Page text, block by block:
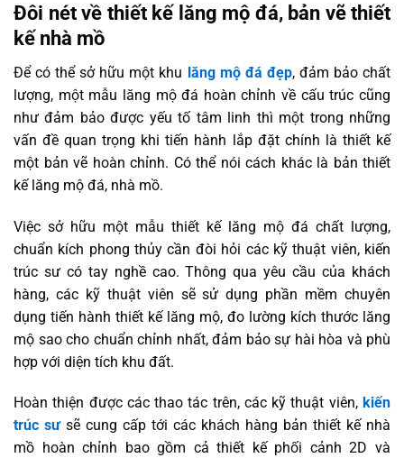
Đôi nét về thiết kế lăng mộ đá, bản vẽ thiết
kế nhà mồ
Để có thể sở hữu một khu lăng mộ đá đẹp, đảm bảo chất
lượng, một mẫu lăng mộ đá hoàn chỉnh về cấu trúc cũng
như đảm bảo được yếu tố tâm linh thì một trong những
vấn đề quan trọng khi tiến hành lắp đặt chính là thiết kế
một bản vẽ hoàn chỉnh. Có thể nói cách khác là bản thiết
kế lăng mộ đá, nhà mồ.
Việc sở hữu một mẫu thiết kế lăng mộ đá chất lượng,
chuẩn kích phong thủy cần đòi hỏi các kỹ thuật viên, kiến
trúc sư có tay nghề cao. Thông qua yêu cầu của khách
hàng, các kỹ thuật viên sẽ sử dụng phần mềm chuyên
dụng tiến hành thiết kế lăng mộ, đo lường kích thước lăng
mộ sao cho chuẩn chỉnh nhất, đảm bảo sự hài hòa và phù
hợp với diện tích khu đất.
Hoàn thiện được các thao tác trên, các kỹ thuật viên, kiến
trúc sưsẽ cung cấp tới các khách hàng bản thiết kế nhà
mồ hoàn chỉnh bao gồm cả thiết kế phối cảnh 2D và